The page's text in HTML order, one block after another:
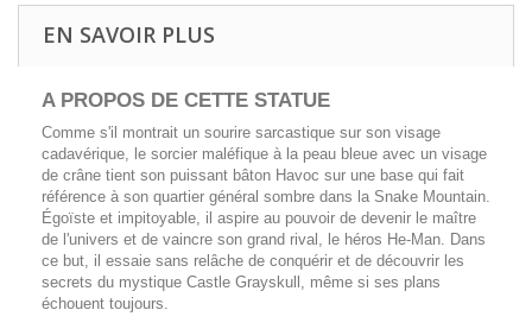
EN SAVOIR PLUS
A PROPOS DE CETTE STATUE
Comme s'il montrait un sourire sarcastique sur son visage
cadavérique, le sorcier maléfique à la peau bleue avec un visage
de crâne tient son puissant bâton Havoc sur une base qui fait
référence à son quartier général sombre dans la Snake Mountain.
Égoïste et impitoyable, il aspire au pouvoir de devenir le maître
de l'univers et de vaincre son grand rival, le héros He-Man. Dans
ce but, il essaie sans relâche de conquérir et de découvrir les
secrets du mystique Castle Grayskull, même si ses plans
échouent toujours.